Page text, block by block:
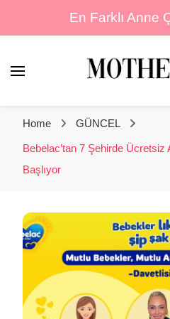
En Farklı Anne
Home GÜNCEL
Bebelac’tan 7 Şehirde Ücretsiz
Başlıyor